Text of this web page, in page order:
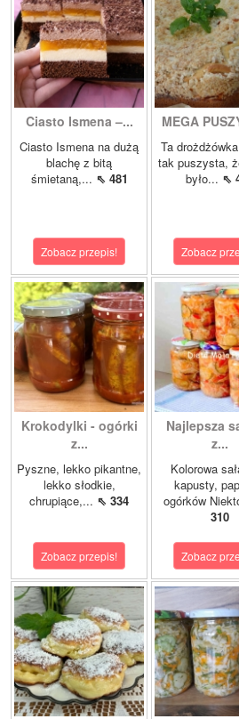
Ciasto Ismena –...
Ciasto Ismena na dużą
blachę z bitą
śmietaną,... ⇖ 481
Zobacz przepis!
MEGA
Ta
tak puszysta,
było... ⇖
Zobacz
Krokodylki - ogórki
z...
Pyszne, lekko pikantne,
lekko słodkie,
chrupiące,... ⇖ 334
Zobacz przepis!
Najlepsza
z...
Kolorowa
kapusty,
ogórków
310
Zobacz